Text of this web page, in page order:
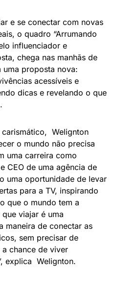
e se conectar com novas
o quadro “Arrumando
influenciador e
chega nas manhãs de
uma proposta nova:
acessíveis e
dicas e revelando o que
Welignton
o mundo não precisa
uma carreira como
CEO de uma agência de
uma oportunidade de levar
para a TV, inspirando
que o mundo tem a
viajar é uma
maneira de conectar as
sem precisar de
chance de viver
explica Welignton.